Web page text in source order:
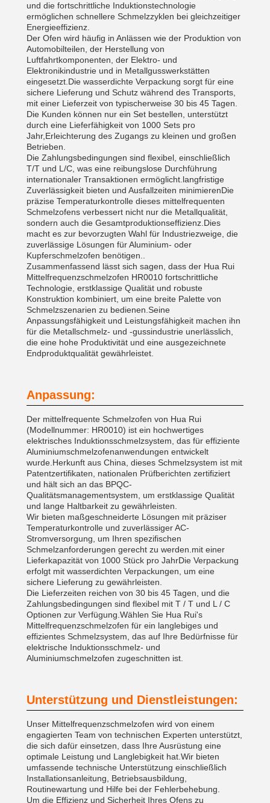
und die fortschrittliche Induktionstechnologie
ermöglichen schnellere Schmelzzyklen bei gleichzeitiger
Energieeffizienz.
Der Ofen wird häufig in Anlässen wie der Produktion von
Automobilteilen, der Herstellung von
Luftfahrtkomponenten, der Elektro- und
Elektronikindustrie und in Metallgusswerkstätten
eingesetzt.Die wasserdichte Verpackung sorgt für eine
sichere Lieferung und Schutz während des Transports,
mit einer Lieferzeit von typischerweise 30 bis 45 Tagen.
Die Kunden können nur ein Set bestellen, unterstützt
durch eine Lieferfähigkeit von 1000 Sets pro
Jahr,Erleichterung des Zugangs zu kleinen und großen
Betrieben.
Die Zahlungsbedingungen sind flexibel, einschließlich
T/T und L/C, was eine reibungslose Durchführung
internationaler Transaktionen ermöglicht.langfristige
Zuverlässigkeit bieten und Ausfallzeiten minimierenDie
präzise Temperaturkontrolle dieses mittelfrequenten
Schmelzofens verbessert nicht nur die Metallqualität,
sondern auch die Gesamtproduktionseffizienz.Dies
macht es zur bevorzugten Wahl für Industriezweige, die
zuverlässige Lösungen für Aluminium- oder
Kupferschmelzofen benötigen..
Zusammenfassend lässt sich sagen, dass der Hua Rui
Mittelfrequenzschmelzofen HR0010 fortschrittliche
Technologie, erstklassige Qualität und robuste
Konstruktion kombiniert, um eine breite Palette von
Schmelzszenarien zu bedienen.Seine
Anpassungsfähigkeit und Leistungsfähigkeit machen ihn
für die Metallschmelz- und -gussindustrie unerlässlich,
die eine hohe Produktivität und eine ausgezeichnete
Endproduktqualität gewährleistet.
Anpassung:
Der mittelfrequente Schmelzofen von Hua Rui
(Modellnummer: HR0010) ist ein hochwertiges
elektrisches Induktionsschmelzsystem, das für effiziente
Aluminiumschmelzofenanwendungen entwickelt
wurde.Herkunft aus China, dieses Schmelzsystem ist mit
Patentzertifikaten, nationalen Prüfberichten zertifiziert
und hält sich an das BPQC-
Qualitätsmanagementsystem, um erstklassige Qualität
und lange Haltbarkeit zu gewährleisten.
Wir bieten maßgeschneiderte Lösungen mit präziser
Temperaturkontrolle und zuverlässiger AC-
Stromversorgung, um Ihren spezifischen
Schmelzanforderungen gerecht zu werden.mit einer
Lieferkapazität von 1000 Stück pro JahrDie Verpackung
erfolgt mit wasserdichten Verpackungen, um eine
sichere Lieferung zu gewährleisten.
Die Lieferzeiten reichen von 30 bis 45 Tagen, und die
Zahlungsbedingungen sind flexibel mit T / T und L / C
Optionen zur Verfügung.Wählen Sie Hua Rui's
Mittelfrequenzschmelzofen für ein langlebiges und
effizientes Schmelzsystem, das auf Ihre Bedürfnisse für
elektrische Induktionsschmelz- und
Aluminiumschmelzofen zugeschnitten ist.
Unterstützung und Dienstleistungen:
Unser Mittelfrequenzschmelzofen wird von einem
engagierten Team von technischen Experten unterstützt,
die sich dafür einsetzen, dass Ihre Ausrüstung eine
optimale Leistung und Langlebigkeit hat.Wir bieten
umfassende technische Unterstützung einschließlich
Installationsanleitung, Betriebsausbildung,
Routinewartung und Hilfe bei der Fehlerbehebung.
Um die Effizienz und Sicherheit Ihres Ofens zu